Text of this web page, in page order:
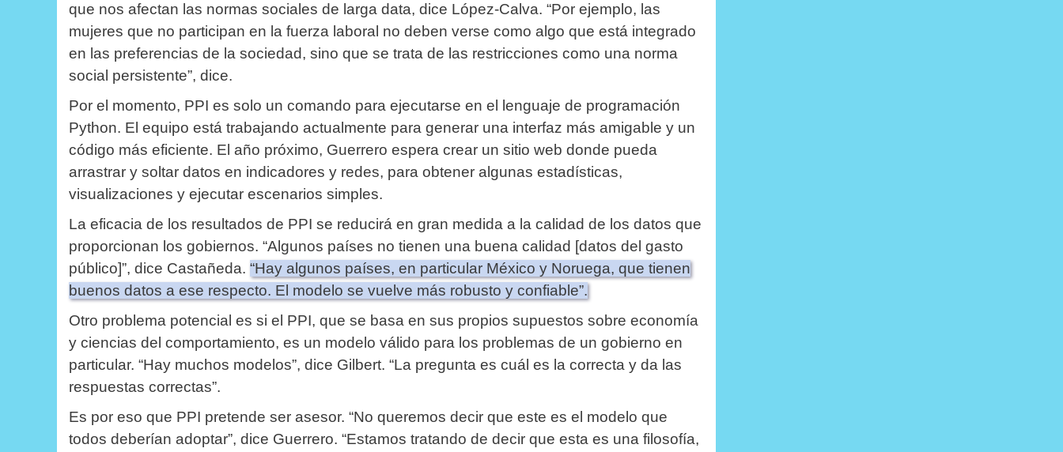
que nos afectan las normas sociales de larga data, dice López-Calva. “Por ejemplo, las
mujeres que no participan en la fuerza laboral no deben verse como algo que está integrado
en las preferencias de la sociedad, sino que se trata de las restricciones como una norma
social persistente”, dice.
Por el momento, PPI es solo un comando para ejecutarse en el lenguaje de programación
Python. El equipo está trabajando actualmente para generar una interfaz más amigable y un
código más eficiente. El año próximo, Guerrero espera crear un sitio web donde pueda
arrastrar y soltar datos en indicadores y redes, para obtener algunas estadísticas,
visualizaciones y ejecutar escenarios simples.
La eficacia de los resultados de PPI se reducirá en gran medida a la calidad de los datos que
proporcionan los gobiernos. “Algunos países no tienen una buena calidad [datos del gasto
público]”, dice Castañeda. “Hay algunos países, en particular México y Noruega, que tienen
buenos datos a ese respecto. El modelo se vuelve más robusto y confiable”.
Otro problema potencial es si el PPI, que se basa en sus propios supuestos sobre economía
y ciencias del comportamiento, es un modelo válido para los problemas de un gobierno en
particular. “Hay muchos modelos”, dice Gilbert. “La pregunta es cuál es la correcta y da las
respuestas correctas”.
Es por eso que PPI pretende ser asesor. “No queremos decir que este es el modelo que
todos deberían adoptar”, dice Guerrero. “Estamos tratando de decir que esta es una filosofía,